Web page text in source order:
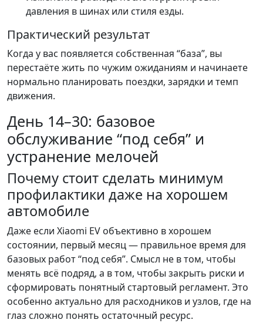
давления в шинах или стиля езды.
Практический результат
Когда у вас появляется собственная “база”, вы
перестаёте жить по чужим ожиданиям и начинаете
нормально планировать поездки, зарядки и темп
движения.
День 14–30: базовое
обслуживание “под себя” и
устранение мелочей
Почему стоит сделать минимум
профилактики даже на хорошем
автомобиле
Даже если Xiaomi EV объективно в хорошем
состоянии, первый месяц — правильное время для
базовых работ “под себя”. Смысл не в том, чтобы
менять всё подряд, а в том, чтобы закрыть риски и
сформировать понятный стартовый регламент. Это
особенно актуально для расходников и узлов, где на
глаз сложно понять остаточный ресурс.